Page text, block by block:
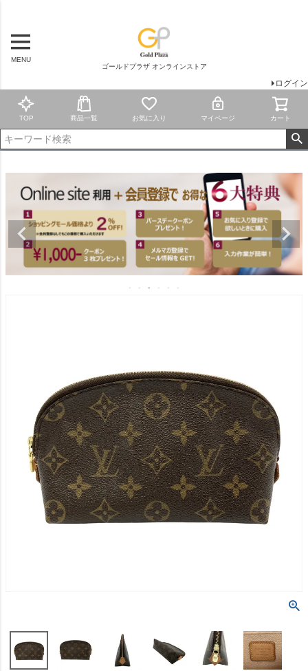
MENU
ゴールドプラザ オンラインストア
ログイン
TOP 商品一覧 お気に入り マイページ カート